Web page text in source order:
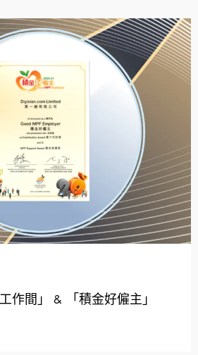
作間」 & 「積金好僱主」